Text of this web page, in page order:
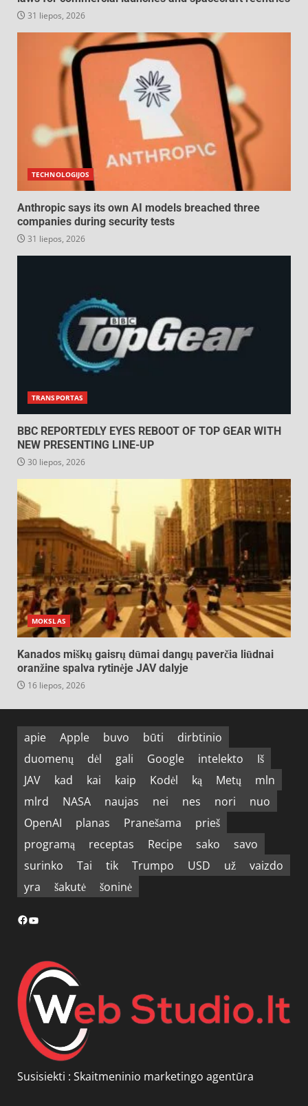
31 liepos, 2026
TECHNOLOGIJOS
Anthropic says its own AI models breached three
companies during security tests
31 liepos, 2026
TRANSPORTAS
BBC REPORTEDLY EYES REBOOT OF TOP GEAR WITH
NEW PRESENTING LINE-UP
30 liepos, 2026
MOKSLAS
Kanados miškų gaisrų dūmai dangų paverčia liūdnai
oranžine spalva rytinėje JAV dalyje
16 liepos, 2026
apie Apple buvo būti
dirbtinio
duomenų
dėl gali Google intelekto
Iš
JAV
kad kai kaip Kodėl ką Metų
mln
mlrd
NASA naujas nei nes nori
nuo
OpenAI
planas Pranešama
prieš
programą
receptas Recipe sako
savo
surinko
Tai tik Trumpo USD už
vaizdo
yra
šakutė šoninė
Facebook
YouTube
Susisiekti : Skaitmeninio marketingo agentūra